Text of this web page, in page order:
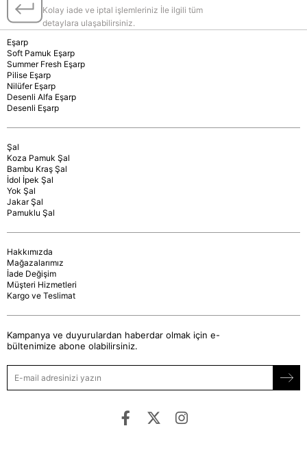
Kolay iade ve iptal işlemleriniz İle ilgili tüm
detaylara ulaşabilirsiniz.
Eşarp
Soft Pamuk Eşarp
Summer Fresh Eşarp
Pilise Eşarp
Nilüfer Eşarp
Desenli Alfa Eşarp
Desenli Eşarp
Şal
Koza Pamuk Şal
Bambu Kraş Şal
İdol İpek Şal
Yok Şal
Jakar Şal
Pamuklu Şal
Hakkımızda
Mağazalarımız
İade Değişim
Müşteri Hizmetleri
Kargo ve Teslimat
Kampanya ve duyurulardan haberdar olmak için e-
bültenimize abone olabilirsiniz.